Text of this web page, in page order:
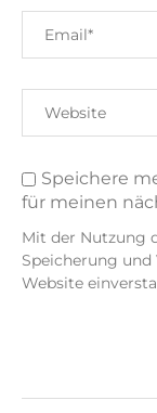
Speichere
für meinen
Mit der Nutzung
Speicherung
Website